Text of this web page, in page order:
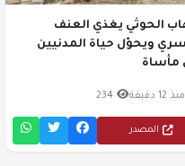
الحوثي يغذي العنف
ويحوّل حياة المدنيين
مأساة
منذ 12 دقيقة 234
المصدر